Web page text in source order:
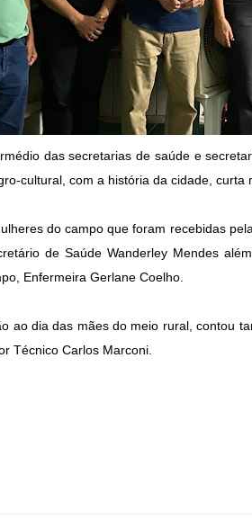
das secretarias de saúde e
cultural, com a história da cidade, curta
do campo que foram recebidas
de Saúde Wanderley Mendes
Enfermeira Gerlane Coelho.
ao dia das mães do meio rural, contou
Técnico Carlos Marconi.